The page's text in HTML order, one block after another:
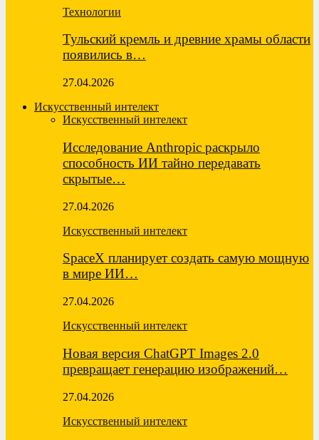
Технологии
Тульский кремль и древние храмы области
появились в…
27.04.2026
Искусственный интелект
Искусственный интелект
Исследование Anthropic раскрыло
способность ИИ тайно передавать
скрытые…
27.04.2026
Искусственный интелект
SpaceX планирует создать самую мощную
в мире ИИ…
27.04.2026
Искусственный интелект
Новая версия ChatGPT Images 2.0
превращает генерацию изображений…
27.04.2026
Искусственный интелект